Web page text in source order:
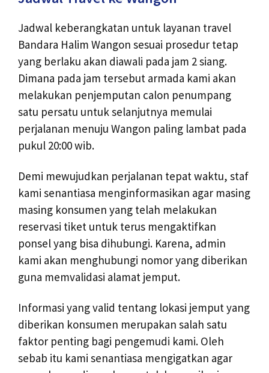
Jadwal keberangkatan untuk layanan travel
Bandara Halim Wangon sesuai prosedur tetap
yang berlaku akan diawali pada jam 2 siang.
Dimana pada jam tersebut armada kami akan
melakukan penjemputan calon penumpang
satu persatu untuk selanjutnya memulai
perjalanan menuju Wangon paling lambat pada
pukul 20:00 wib.
Demi mewujudkan perjalanan tepat waktu, staf
kami senantiasa menginformasikan agar masing
masing konsumen yang telah melakukan
reservasi tiket untuk terus mengaktifkan
ponsel yang bisa dihubungi. Karena, admin
kami akan menghubungi nomor yang diberikan
guna memvalidasi alamat jemput.
Informasi yang valid tentang lokasi jemput yang
diberikan konsumen merupakan salah satu
faktor penting bagi pengemudi kami. Oleh
sebab itu kami senantiasa mengigatkan agar